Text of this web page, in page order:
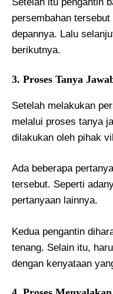
persembahan
depannya. Lalu
berikutnya.
3. Proses Tanya
Setelah melakukan
melalui proses tanya
dilakukan oleh pihak
Ada beberapa
tersebut. Seperti
pertanyaan lainnya.
Kedua pengantin
tenang. Selain itu,
dengan kenyataan